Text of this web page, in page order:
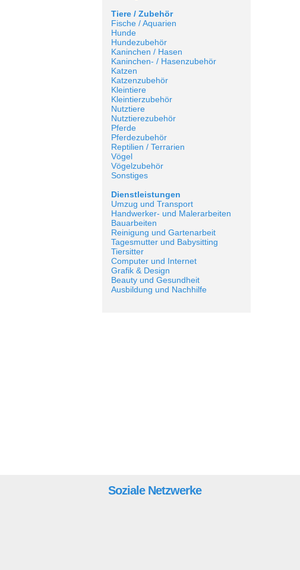
Tiere / Zubehör
Fische / Aquarien
Hunde
Hundezubehör
Kaninchen / Hasen
Kaninchen- / Hasenzubehör
Katzen
Katzenzubehör
Kleintiere
Kleintierzubehör
Nutztiere
Nutztierezubehör
Pferde
Pferdezubehör
Reptilien / Terrarien
Vögel
Vögelzubehör
Sonstiges
Dienstleistungen
Umzug und Transport
Handwerker- und Malerarbeiten
Bauarbeiten
Reinigung und Gartenarbeit
Tagesmutter und Babysitting
Tiersitter
Computer und Internet
Grafik & Design
Beauty und Gesundheit
Ausbildung und Nachhilfe
Soziale Netzwerke